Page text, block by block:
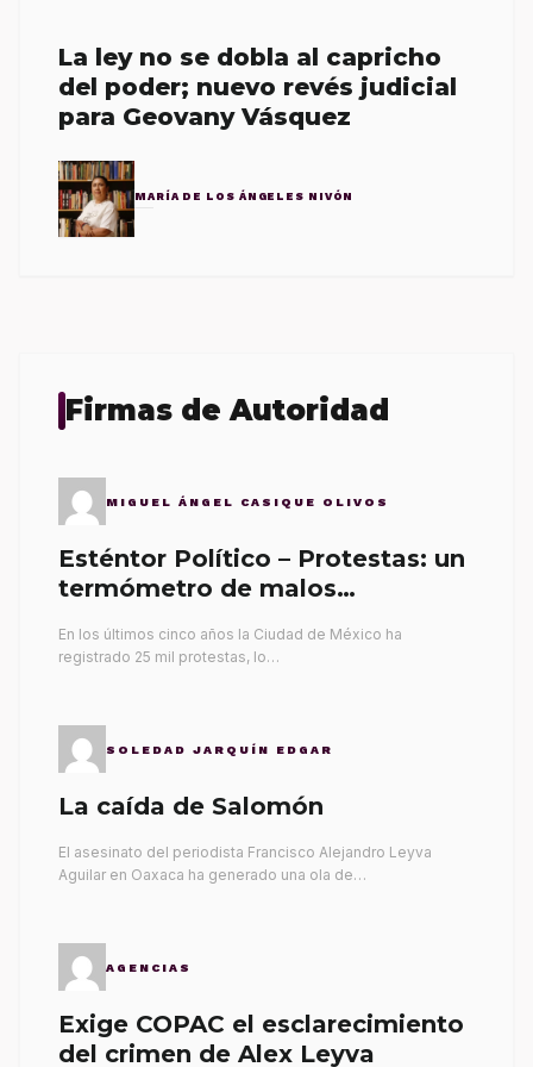
La ley no se dobla al capricho
del poder; nuevo revés judicial
para Geovany Vásquez
MARÍA DE LOS ÁNGELES NIVÓN
Firmas de Autoridad
MIGUEL ÁNGEL CASIQUE OLIVOS
Esténtor Político – Protestas: un
termómetro de malos
En los últimos cinco años la Ciudad de México ha
registrado 25 mil protestas, lo…
SOLEDAD JARQUÍN EDGAR
La caída de Salomón
El asesinato del periodista Francisco Alejandro Leyva
Aguilar en Oaxaca ha generado una ola de…
AGENCIAS
Exige COPAC el esclarecimiento
del crimen de Alex Leyva